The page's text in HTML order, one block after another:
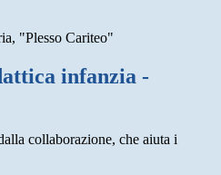
"Plesso Cariteo"
infanzia -
collaborazione, che aiuta i